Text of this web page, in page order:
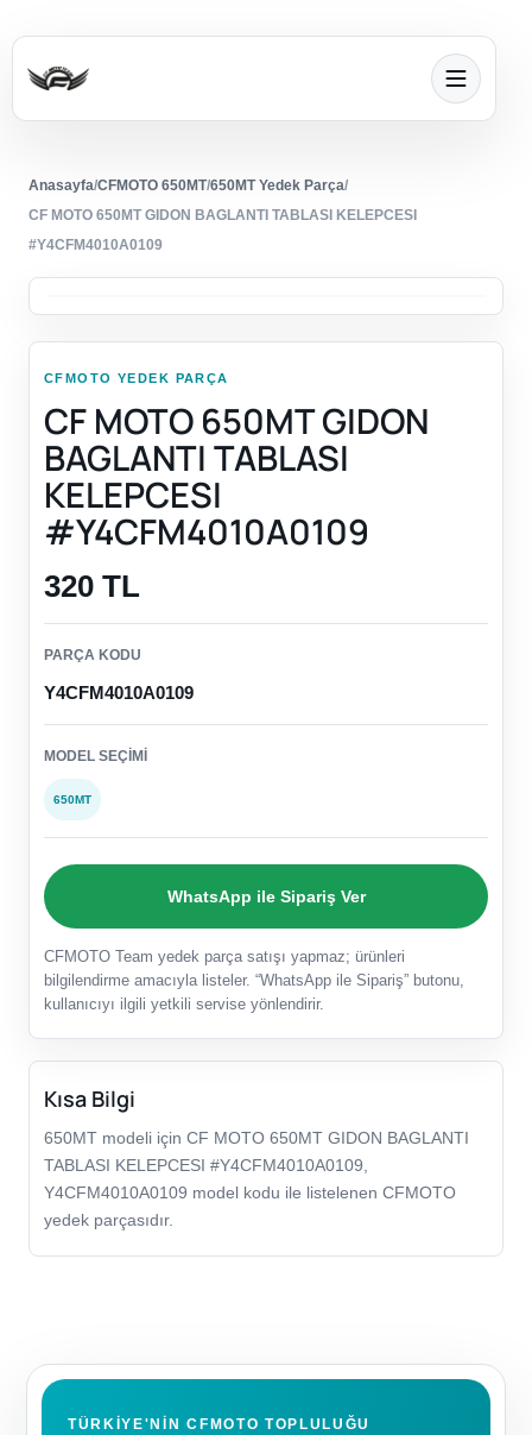
Anasayfa/CFMOTO 650MT/650MT Yedek Parça/
CF MOTO 650MT GIDON BAGLANTI TABLASI KELEPCESI
#Y4CFM4010A0109
CFMOTO YEDEK PARÇA
CF MOTO 650MT GIDON
BAGLANTI TABLASI
KELEPCESI
#Y4CFM4010A0109
320 TL
PARÇA KODU
Y4CFM4010A0109
MODEL SEÇIMI
650MT
WhatsApp ile Sipariş Ver
CFMOTO Team yedek parça satışı yapmaz; ürünleri
bilgilendirme amacıyla listeler. “WhatsApp ile Sipariş” butonu,
kullanıcıyı ilgili yetkili servise yönlendirir.
Kısa Bilgi
650MT modeli için CF MOTO 650MT GIDON BAGLANTI
TABLASI KELEPCESI #Y4CFM4010A0109,
Y4CFM4010A0109 model kodu ile listelenen CFMOTO
yedek parçasıdır.
TÜRKIYE'NIN CFMOTO TOPLULUĞU